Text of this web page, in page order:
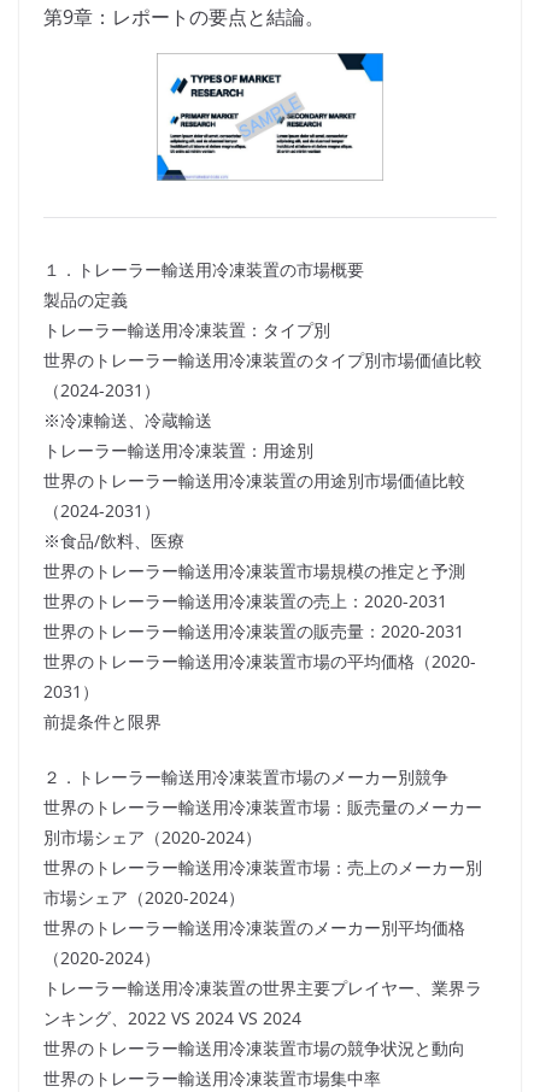
第9章：レポートの要点と結論。
１．トレーラー輸送用冷凍装置の市場概要
製品の定義
トレーラー輸送用冷凍装置：タイプ別
世界のトレーラー輸送用冷凍装置のタイプ別市場価値比較
（2024-2031）
※冷凍輸送、冷蔵輸送
トレーラー輸送用冷凍装置：用途別
世界のトレーラー輸送用冷凍装置の用途別市場価値比較
（2024-2031）
※食品/飲料、医療
世界のトレーラー輸送用冷凍装置市場規模の推定と予測
世界のトレーラー輸送用冷凍装置の売上：2020-2031
世界のトレーラー輸送用冷凍装置の販売量：2020-2031
世界のトレーラー輸送用冷凍装置市場の平均価格（2020-
2031）
前提条件と限界
２．トレーラー輸送用冷凍装置市場のメーカー別競争
世界のトレーラー輸送用冷凍装置市場：販売量のメーカー
別市場シェア（2020-2024）
世界のトレーラー輸送用冷凍装置市場：売上のメーカー別
市場シェア（2020-2024）
世界のトレーラー輸送用冷凍装置のメーカー別平均価格
（2020-2024）
トレーラー輸送用冷凍装置の世界主要プレイヤー、業界ラ
ンキング、2022 VS 2024 VS 2024
世界のトレーラー輸送用冷凍装置市場の競争状況と動向
世界のトレーラー輸送用冷凍装置市場集中率